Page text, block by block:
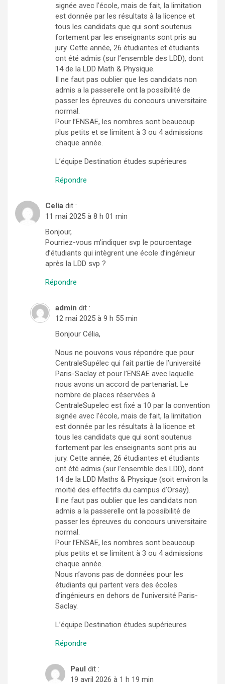
signée avec l’école, mais de fait, la limitation
est donnée par les résultats à la licence et
tous les candidats que qui sont soutenus
fortement par les enseignants sont pris au
jury. Cette année, 26 étudiantes et étudiants
ont été admis (sur l’ensemble des LDD), dont
14 de la LDD Math & Physique.
Il ne faut pas oublier que les candidats non
admis a la passerelle ont la possibilité de
passer les épreuves du concours universitaire
normal.
Pour l’ENSAE, les nombres sont beaucoup
plus petits et se limitent à 3 ou 4 admissions
chaque année.
L’équipe Destination études supérieures
Répondre
Celia dit :
11 mai 2025 à 8 h 01 min
Bonjour,
Pourriez-vous m’indiquer svp le pourcentage
d’étudiants qui intègrent une école d’ingénieur
après la LDD svp ?
Répondre
admin dit :
12 mai 2025 à 9 h 55 min
Bonjour Célia,
Nous ne pouvons vous répondre que pour
CentraleSupélec qui fait partie de l’université
Paris-Saclay et pour l’ENSAE avec laquelle
nous avons un accord de partenariat. Le
nombre de places réservées à
CentraleSupelec est fixé a 10 par la convention
signée avec l’école, mais de fait, la limitation
est donnée par les résultats à la licence et
tous les candidats que qui sont soutenus
fortement par les enseignants sont pris au
jury. Cette année, 26 étudiantes et étudiants
ont été admis (sur l’ensemble des LDD), dont
14 de la LDD Maths & Physique (soit environ la
moitié des effectifs du campus d’Orsay).
Il ne faut pas oublier que les candidats non
admis a la passerelle ont la possibilité de
passer les épreuves du concours universitaire
normal.
Pour l’ENSAE, les nombres sont beaucoup
plus petits et se limitent à 3 ou 4 admissions
chaque année.
Nous n’avons pas de données pour les
étudiants qui partent vers des écoles
d’ingénieurs en dehors de l’université Paris-
Saclay.
L’équipe Destination études supérieures
Répondre
Paul dit :
19 avril 2026 à 1 h 19 min